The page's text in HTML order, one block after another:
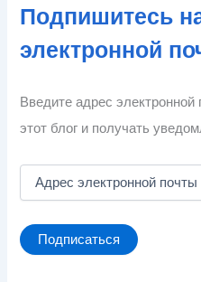
Подпишитесь
электронной
Введите адрес
этот блог и получать
е
с
Подписаться